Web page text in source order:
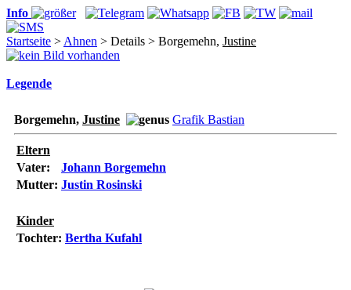
Info
Startseite > Ahnen > Details > Borgemehn, Justine
Legende
Borgemehn, Justine Grafik Bastian
Eltern
Vater:
Johann Borgemehn
Mutter: Justin Rosinski
Kinder
Tochter: Bertha Kufahl